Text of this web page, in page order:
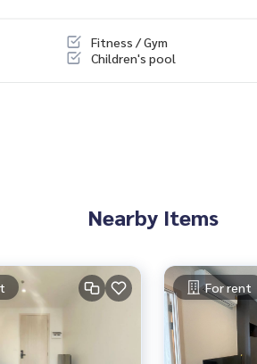
Fitness / Gym
Children's pool
Nearby Items
For rent